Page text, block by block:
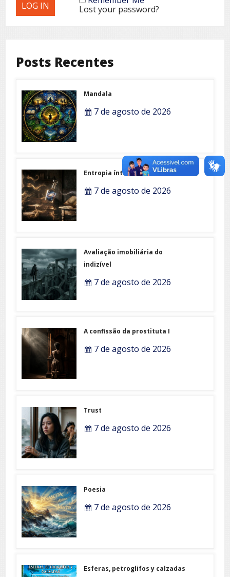
Lost your password?
Posts Recentes
Mandala
7 de agosto de 2026
Entropia íntima
7 de agosto de 2026
Avaliação imobiliária do
indizível
7 de agosto de 2026
A confissão da prostituta I
7 de agosto de 2026
Trust
7 de agosto de 2026
Poesia
7 de agosto de 2026
Esferas, petroglifos y calzadas